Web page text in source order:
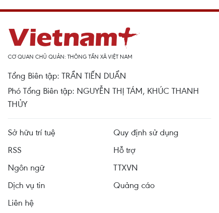
CƠ QUAN CHỦ QUẢN: THÔNG TẤN XÃ VIỆT NAM
Tổng Biên tập: TRẦN TIẾN DUẨN
Phó Tổng Biên tập: NGUYỄN THỊ TÁM, KHÚC THANH
THỦY
Sở hữu trí tuệ
Quy định sử dụng
RSS
Hỗ trợ
Ngôn ngữ
TTXVN
Dịch vụ tin
Quảng cáo
Liên hệ